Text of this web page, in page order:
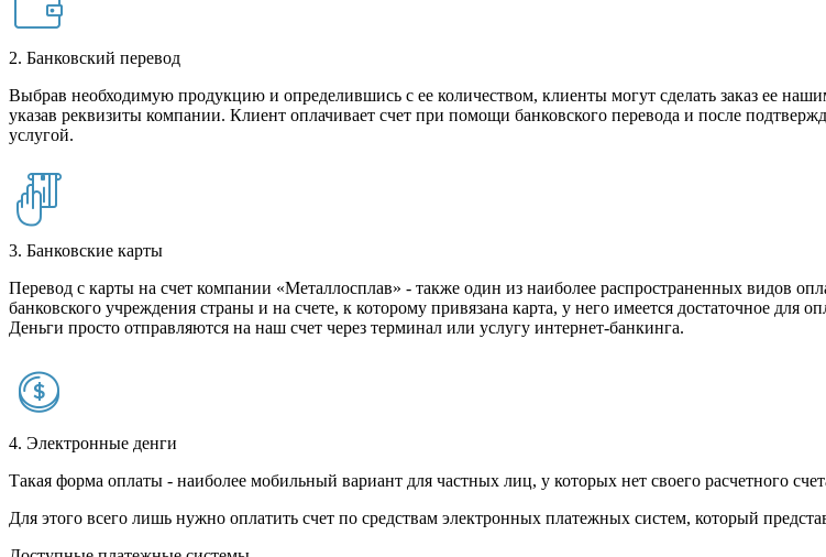
2. Банковский перевод
Выбрав необходимую продукцию и определившись с ее количеством, клиенты могут сделать заказ ее
указав реквизиты компании. Клиент оплачивает счет при помощи банковского перевода и после
услугой.
3. Банковские карты
Перевод с карты на счет компании «Металлосплав» - также один из наиболее распространенных видов
банковского учреждения страны и на счете, к которому привязана карта, у него имеется достаточное для
Деньги просто отправляются на наш счет через терминал или услугу интернет-банкинга.
4. Электронные денги
Такая форма оплаты - наиболее мобильный вариант для частных лиц, у которых нет своего расчетного
Для этого всего лишь нужно оплатить счет по средствам электронных платежных систем, который